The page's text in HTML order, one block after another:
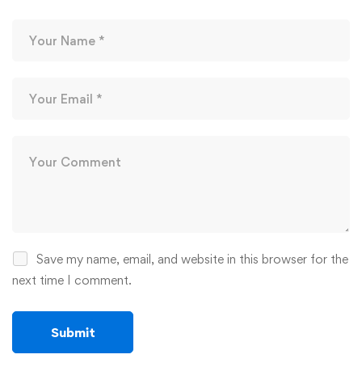
Save my name, email, and website in this browser for the
next time I comment.